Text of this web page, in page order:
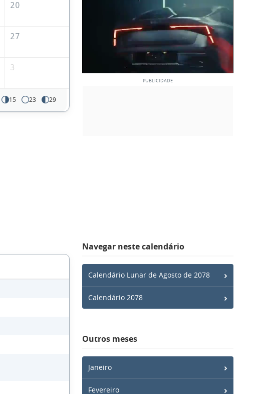
20
27
3
15 23 29
Navegar neste calendário
Calendário Lunar de Agosto de 2078
Calendário 2078
Outros meses
Janeiro
Fevereiro